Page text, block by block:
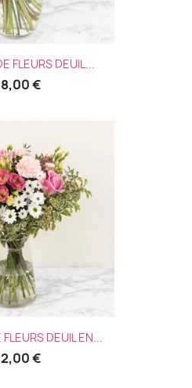
FLEURS DEUIL...
€
DEUIL EN...
€